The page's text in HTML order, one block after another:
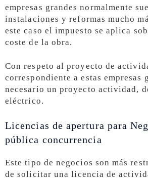
empresas grandes normalmente
instalaciones y reformas mucho
este caso el impuesto se aplica
coste de la obra.
Con respeto al proyecto de
correspondiente a estas empresas
necesario un proyecto actividad,
eléctrico.
Licencias de apertura para
pública concurrencia
Este tipo de negocios son más
de solicitar una licencia de